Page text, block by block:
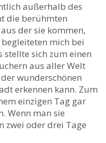
außerhalb des
die berühmten
der sie kommen,
mich bei
stellte sich zum einen
aus aller Welt
wunderschönen
erkennen kann. Zum
einzigen Tag gar
Wenn man sie
zwei oder drei Tage